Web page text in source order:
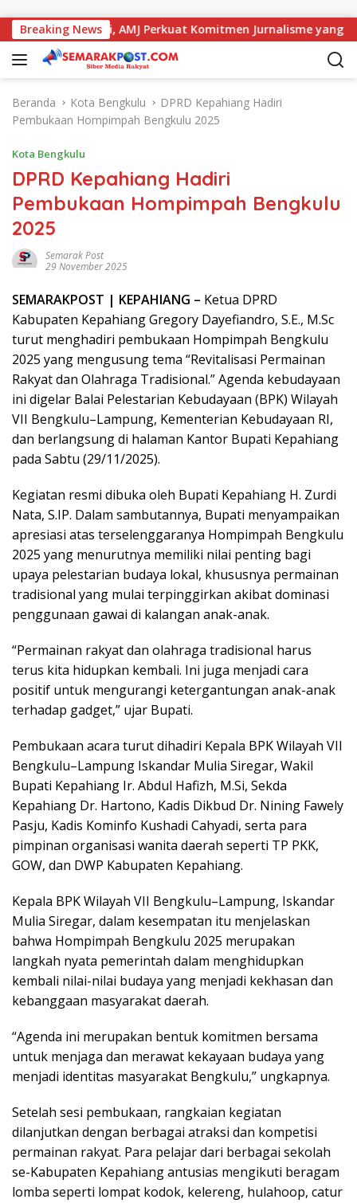
Breaking News
dengan Kajati, AMJ Perkuat Komitmen Jurnalisme yang
Beranda Kota Bengkulu
DPRD Kepahiang Hadiri
Pembukaan Hompimpah Bengkulu 2025
Kota Bengkulu
DPRD Kepahiang Hadiri
Pembukaan Hompimpah Bengkulu
2025
Semarak Post
29 November 2025
SEMARAKPOST | KEPAHIANG – Ketua DPRD
Kabupaten Kepahiang Gregory Dayefiandro, S.E., M.Sc
turut menghadiri pembukaan Hompimpah Bengkulu
2025 yang mengusung tema “Revitalisasi Permainan
Rakyat dan Olahraga Tradisional.” Agenda kebudayaan
ini digelar Balai Pelestarian Kebudayaan (BPK) Wilayah
VII Bengkulu–Lampung, Kementerian Kebudayaan RI,
dan berlangsung di halaman Kantor Bupati Kepahiang
pada Sabtu (29/11/2025).
Kegiatan resmi dibuka oleh Bupati Kepahiang H. Zurdi
Nata, S.IP. Dalam sambutannya, Bupati menyampaikan
apresiasi atas terselenggaranya Hompimpah Bengkulu
2025 yang menurutnya memiliki nilai penting bagi
upaya pelestarian budaya lokal, khususnya permainan
tradisional yang mulai terpinggirkan akibat dominasi
penggunaan gawai di kalangan anak-anak.
“Permainan rakyat dan olahraga tradisional harus
terus kita hidupkan kembali. Ini juga menjadi cara
positif untuk mengurangi ketergantungan anak-anak
terhadap gadget,” ujar Bupati.
Pembukaan acara turut dihadiri Kepala BPK Wilayah VII
Bengkulu–Lampung Iskandar Mulia Siregar, Wakil
Bupati Kepahiang Ir. Abdul Hafizh, M.Si, Sekda
Kepahiang Dr. Hartono, Kadis Dikbud Dr. Nining Fawely
Pasju, Kadis Kominfo Kushadi Cahyadi, serta para
pimpinan organisasi wanita daerah seperti TP PKK,
GOW, dan DWP Kabupaten Kepahiang.
Kepala BPK Wilayah VII Bengkulu–Lampung, Iskandar
Mulia Siregar, dalam kesempatan itu menjelaskan
bahwa Hompimpah Bengkulu 2025 merupakan
langkah nyata pemerintah dalam menghidupkan
kembali nilai-nilai budaya yang menjadi kekhasan dan
kebanggaan masyarakat daerah.
“Agenda ini merupakan bentuk komitmen bersama
untuk menjaga dan merawat kekayaan budaya yang
menjadi identitas masyarakat Bengkulu,” ungkapnya.
Setelah sesi pembukaan, rangkaian kegiatan
dilanjutkan dengan berbagai atraksi dan kompetisi
permainan rakyat. Para pelajar dari berbagai sekolah
se-Kabupaten Kepahiang antusias mengikuti beragam
lomba seperti lompat kodok, kelereng, hulahoop, catur